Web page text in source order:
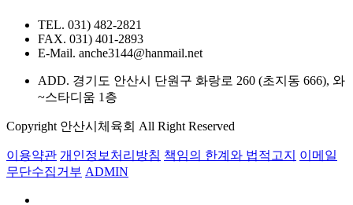
TEL. 031) 482-2821
FAX. 031) 401-2893
E-Mail. anche3144@hanmail.net
ADD. 경기도 안산시 단원구 화랑로 260 (초지동 666), 와
~스타디움 1층
Copyright 안산시체육회 All Right Reserved
이용약관 개인정보처리방침 책임의 한계와 법적고지
이메일
무단수집거부 ADMIN